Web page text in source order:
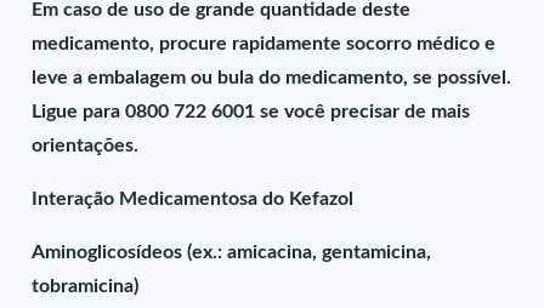
Em caso de uso de grande quantidade deste
medicamento, procure rapidamente socorro médico e
leve a embalagem ou bula do medicamento, se possível.
Ligue para 0800 722 6001 se você precisar de mais
orientações.
Interação Medicamentosa do Kefazol
Aminoglicosídeos (ex.: amicacina, gentamicina,
tobramicina)